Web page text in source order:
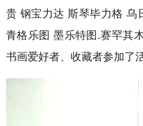
贵 钢宝力达 斯琴毕力格 乌
青格乐图 墨乐特图.赛罕其
书画爱好者、收藏者参加了活